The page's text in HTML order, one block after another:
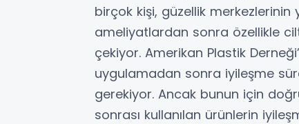
birçok kişi, güzellik
ameliyatlardan sonra özellikle
çekiyor. Amerikan Plastik
uygulamadan sonra iyileşme
gerekiyor. Ancak bunun için
sonrası kullanılan ürünlerin